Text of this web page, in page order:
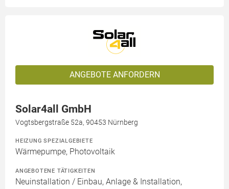
ANGEBOTE ANFORDERN
Solar4all GmbH
Vogtsbergstraße 52a, 90453 Nürnberg
HEIZUNG SPEZIALGEBIETE
Wärmepumpe, Photovoltaik
ANGEBOTENE TÄTIGKEITEN
Neuinstallation / Einbau, Anlage & Installation,